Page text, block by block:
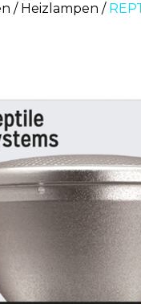
Heizlampen